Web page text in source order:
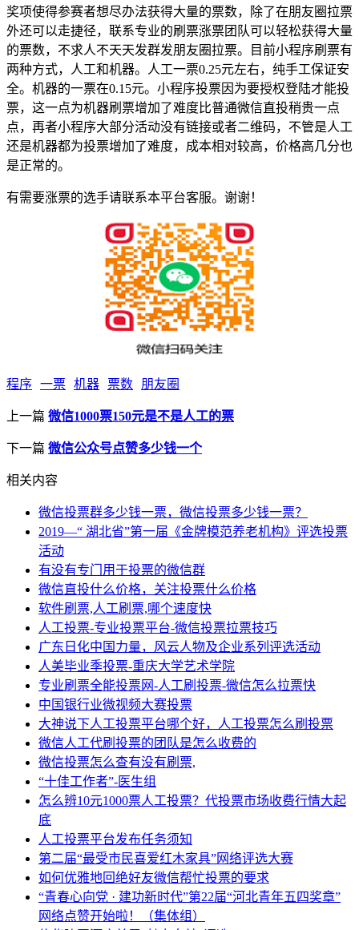
奖项使得参赛者想尽办法获得大量的票数，除了在朋友圈拉票
外还可以走捷径，联系专业的刷票涨票团队可以轻松获得大量
的票数，不求人不天天发群发朋友圈拉票。目前小程序刷票有
两种方式，人工和机器。人工一票0.25元左右，纯手工保证安
全。机器的一票在0.15元。小程序投票因为要授权登陆才能投
票，这一点为机器刷票增加了难度比普通微信直投稍贵一点
点，再者小程序大部分活动没有链接或者二维码，不管是人工
还是机器都为投票增加了难度，成本相对较高，价格高几分也
是正常的。
有需要涨票的选手请联系本平台客服。谢谢！
程序 一票 机器 票数 朋友圈
上一篇 微信1000票150元是不是人工的票
下一篇 微信公众号点赞多少钱一个
相关内容
微信投票群多少钱一票，微信投票多少钱一票？
2019—“ 湖北省”第一届《金牌模范养老机构》评选投票
活动
有没有专门用于投票的微信群
微信直投什么价格，关注投票什么价格
软件刷票,人工刷票,哪个速度快
人工投票-专业投票平台-微信投票拉票技巧
广东日化中国力量，风云人物及企业系列评选活动
人美毕业季投票-重庆大学艺术学院
专业刷票全能投票网-人工刷投票-微信怎么拉票快
中国银行业微视频大赛投票
大神说下人工投票平台哪个好，人工投票怎么刷投票
微信人工代刷投票的团队是怎么收费的
微信投票怎么查有没有刷票,
“十佳工作者”-医生组
怎么辨10元1000票人工投票？代投票市场收费行情大起
底
人工投票平台发布任务须知
第二届“最受市民喜爱红木家具”网络评选大赛
如何优雅地回绝好友微信帮忙投票的要求
“青春心向党 · 建功新时代”第22届“河北青年五四奖章”
网络点赞开始啦！（集体组）